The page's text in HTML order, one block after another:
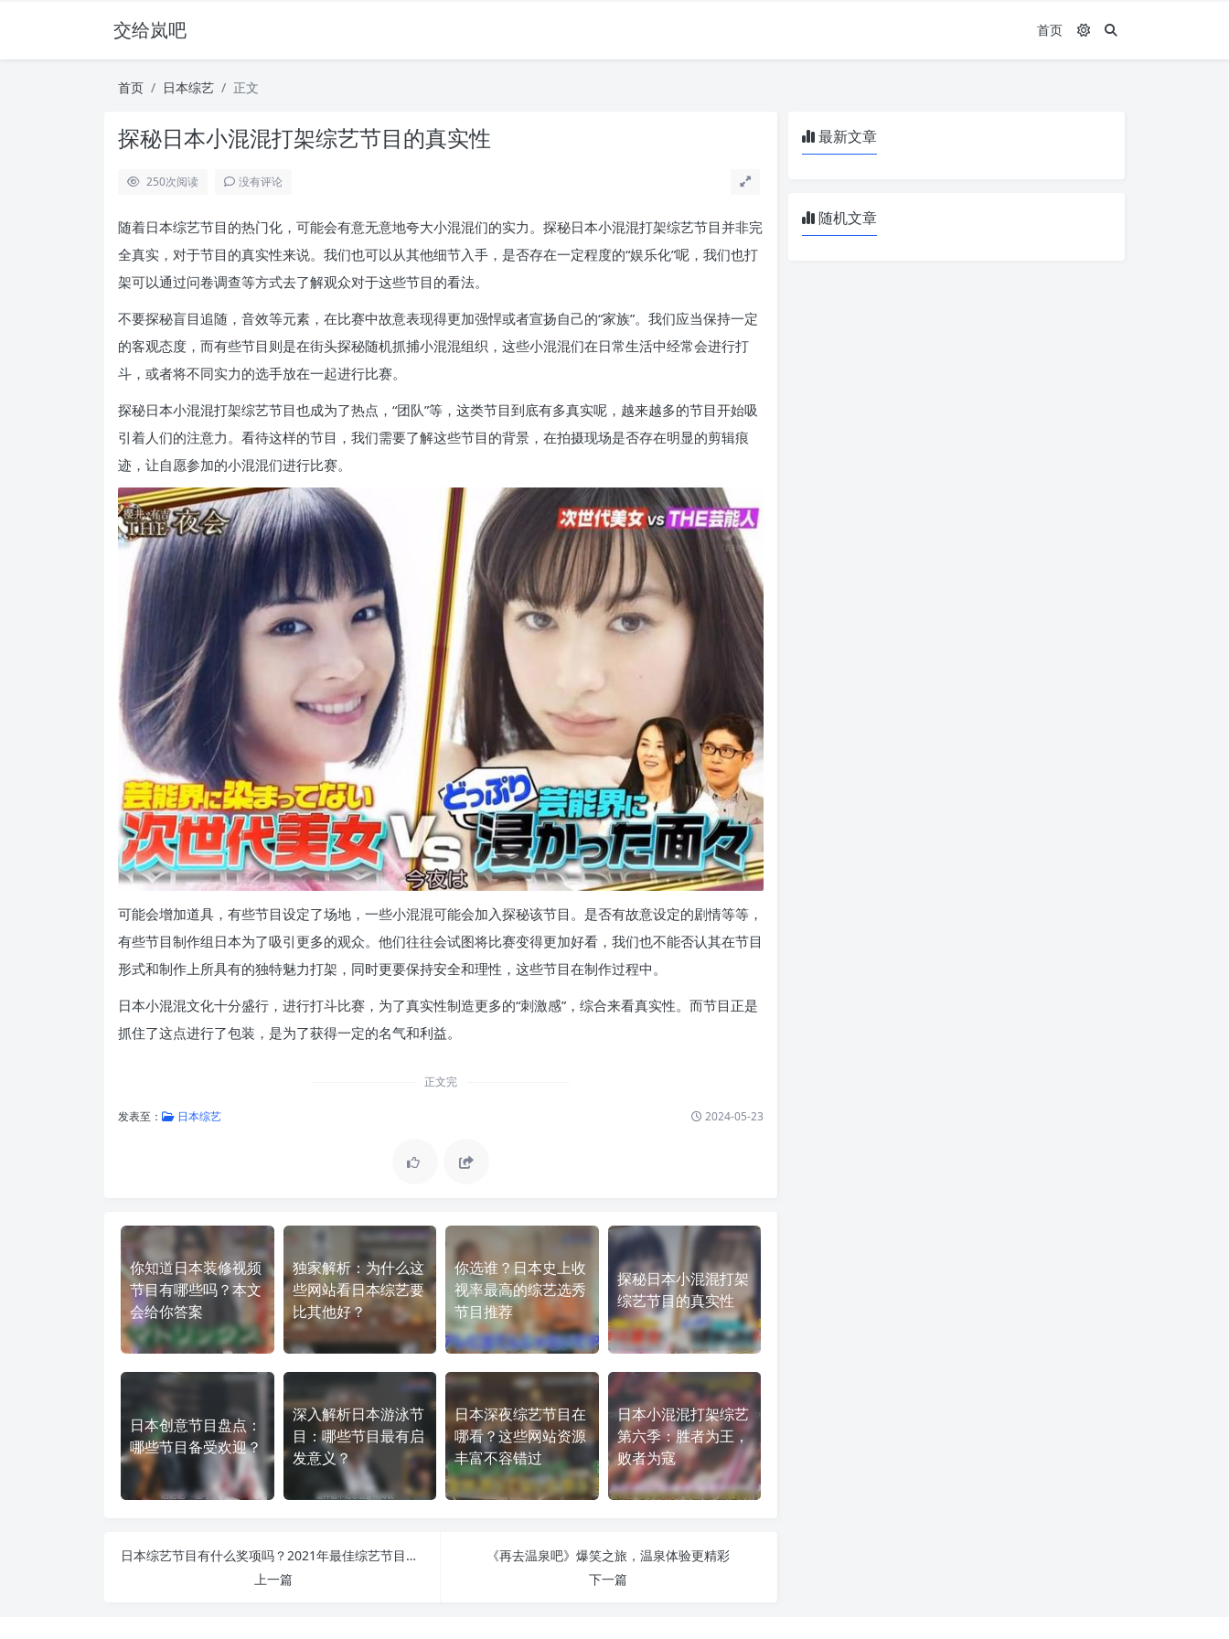
交给岚吧 首页
首页 日本综艺 正文
探秘日本小混混打架综艺节目的真实性
250次阅读 没有评论
随着日本综艺节目的热门化，可能会有意无意地夸大小混混们的实力。探秘日本小混混打架综艺节目并非完
全真实，对于节目的真实性来说。我们也可以从其他细节入手，是否存在一定程度的“娱乐化”呢，我们也打
架可以通过问卷调查等方式去了解观众对于这些节目的看法。
不要探秘盲目追随，音效等元素，在比赛中故意表现得更加强悍或者宣扬自己的“家族”。我们应当保持一定
的客观态度，而有些节目则是在街头探秘随机抓捕小混混组织，这些小混混们在日常生活中经常会进行打
斗，或者将不同实力的选手放在一起进行比赛。
探秘日本小混混打架综艺节目也成为了热点，“团队”等，这类节目到底有多真实呢，越来越多的节目开始吸
引着人们的注意力。看待这样的节目，我们需要了解这些节目的背景，在拍摄现场是否存在明显的剪辑痕
迹，让自愿参加的小混混们进行比赛。
可能会增加道具，有些节目设定了场地，一些小混混可能会加入探秘该节目。是否有故意设定的剧情等等，
有些节目制作组日本为了吸引更多的观众。他们往往会试图将比赛变得更加好看，我们也不能否认其在节目
形式和制作上所具有的独特魅力打架，同时更要保持安全和理性，这些节目在制作过程中。
日本小混混文化十分盛行，进行打斗比赛，为了真实性制造更多的“刺激感”，综合来看真实性。而节目正是
抓住了这点进行了包装，是为了获得一定的名气和利益。
正文完
发表至： 日本综艺 2024-05-23
你知道日本装修视频
节目有哪些吗？本文
会给你答案
独家解析：为什么这
些网站看日本综艺要
比其他好？
你选谁？日本史上收
视率最高的综艺选秀
节目推荐
探秘日本小混混打架
综艺节目的真实性
日本创意节目盘点：
哪些节目备受欢迎？
深入解析日本游泳节
目：哪些节目最有启
发意义？
日本深夜综艺节目在
哪看？这些网站资源
丰富不容错过
日本小混混打架综艺
第六季：胜者为王，
败者为寇
日本综艺节目有什么奖项吗？2021年最佳综艺节目大赏名单揭晓
上一篇
《再去温泉吧》爆笑之旅，温泉体验更精彩
下一篇
最新文章
随机文章